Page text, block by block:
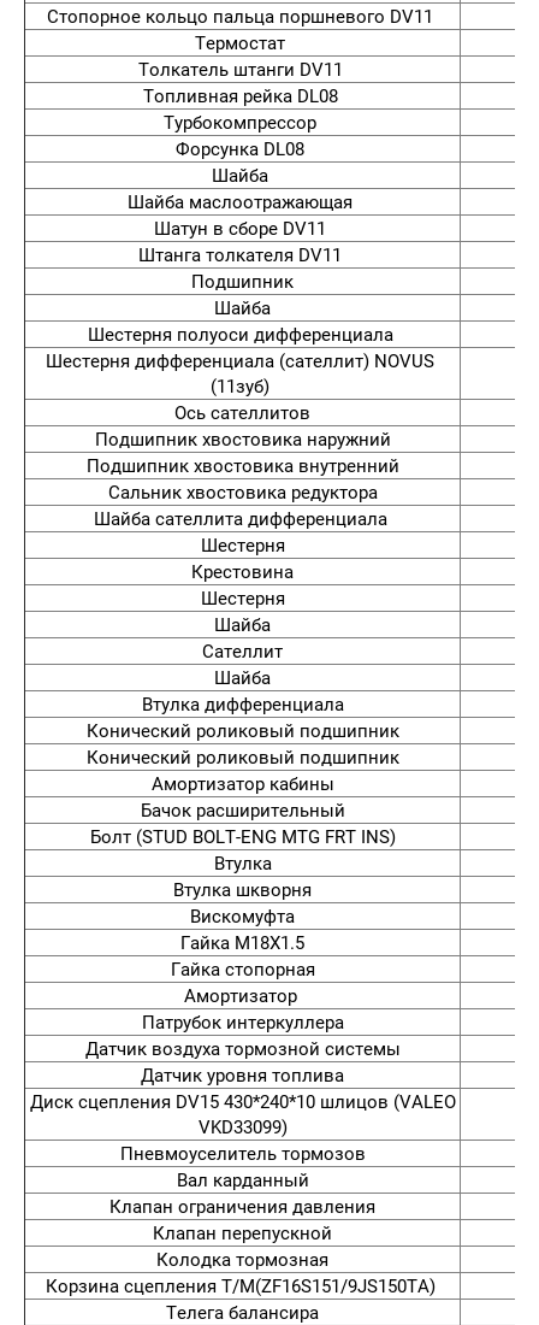
Стопорное кольцо пальца поршневого DV11
Термостат
Толкатель штанги DV11
Топливная рейка DL08
Турбокомпрессор
Форсунка DL08
Шайба
Шайба маслоотражающая
Шатун в сборе DV11
Штанга толкателя DV11
Подшипник
Шайба
Шестерня полуоси дифференциала
Шестерня дифференциала (сателлит) NOVUS
(11зуб)
Ось сателлитов
Подшипник хвостовика наружний
Подшипник хвостовика внутренний
Сальник хвостовика редуктора
Шайба сателлита дифференциала
Шестерня
Крестовина
Шестерня
Шайба
Сателлит
Шайба
Втулка дифференциала
Конический роликовый подшипник
Конический роликовый подшипник
Амортизатор кабины
Бачок расширительный
Болт (STUD BOLT-ENG MTG FRT INS)
Втулка
Втулка шкворня
Вискомуфта
Гайка M18X1.5
Гайка стопорная
Амортизатор
Патрубок интеркуллера
Датчик воздуха тормозной системы
Датчик уровня топлива
Диск сцепления DV15 430*240*10 шлицов (VALEO
VKD33099)
Пневмоуселитель тормозов
Вал карданный
Клапан ограничения давления
Клапан перепускной
Колодка тормозная
Корзина сцепления T/M(ZF16S151/9JS150TA)
Телега балансира